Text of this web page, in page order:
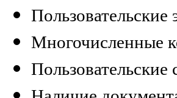
Многочисленные
Пользовательские